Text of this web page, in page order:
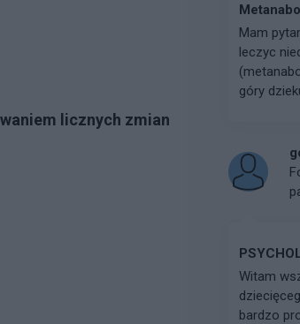
licznych zmian
Mam
leczyc
góry
Witam
bardzo